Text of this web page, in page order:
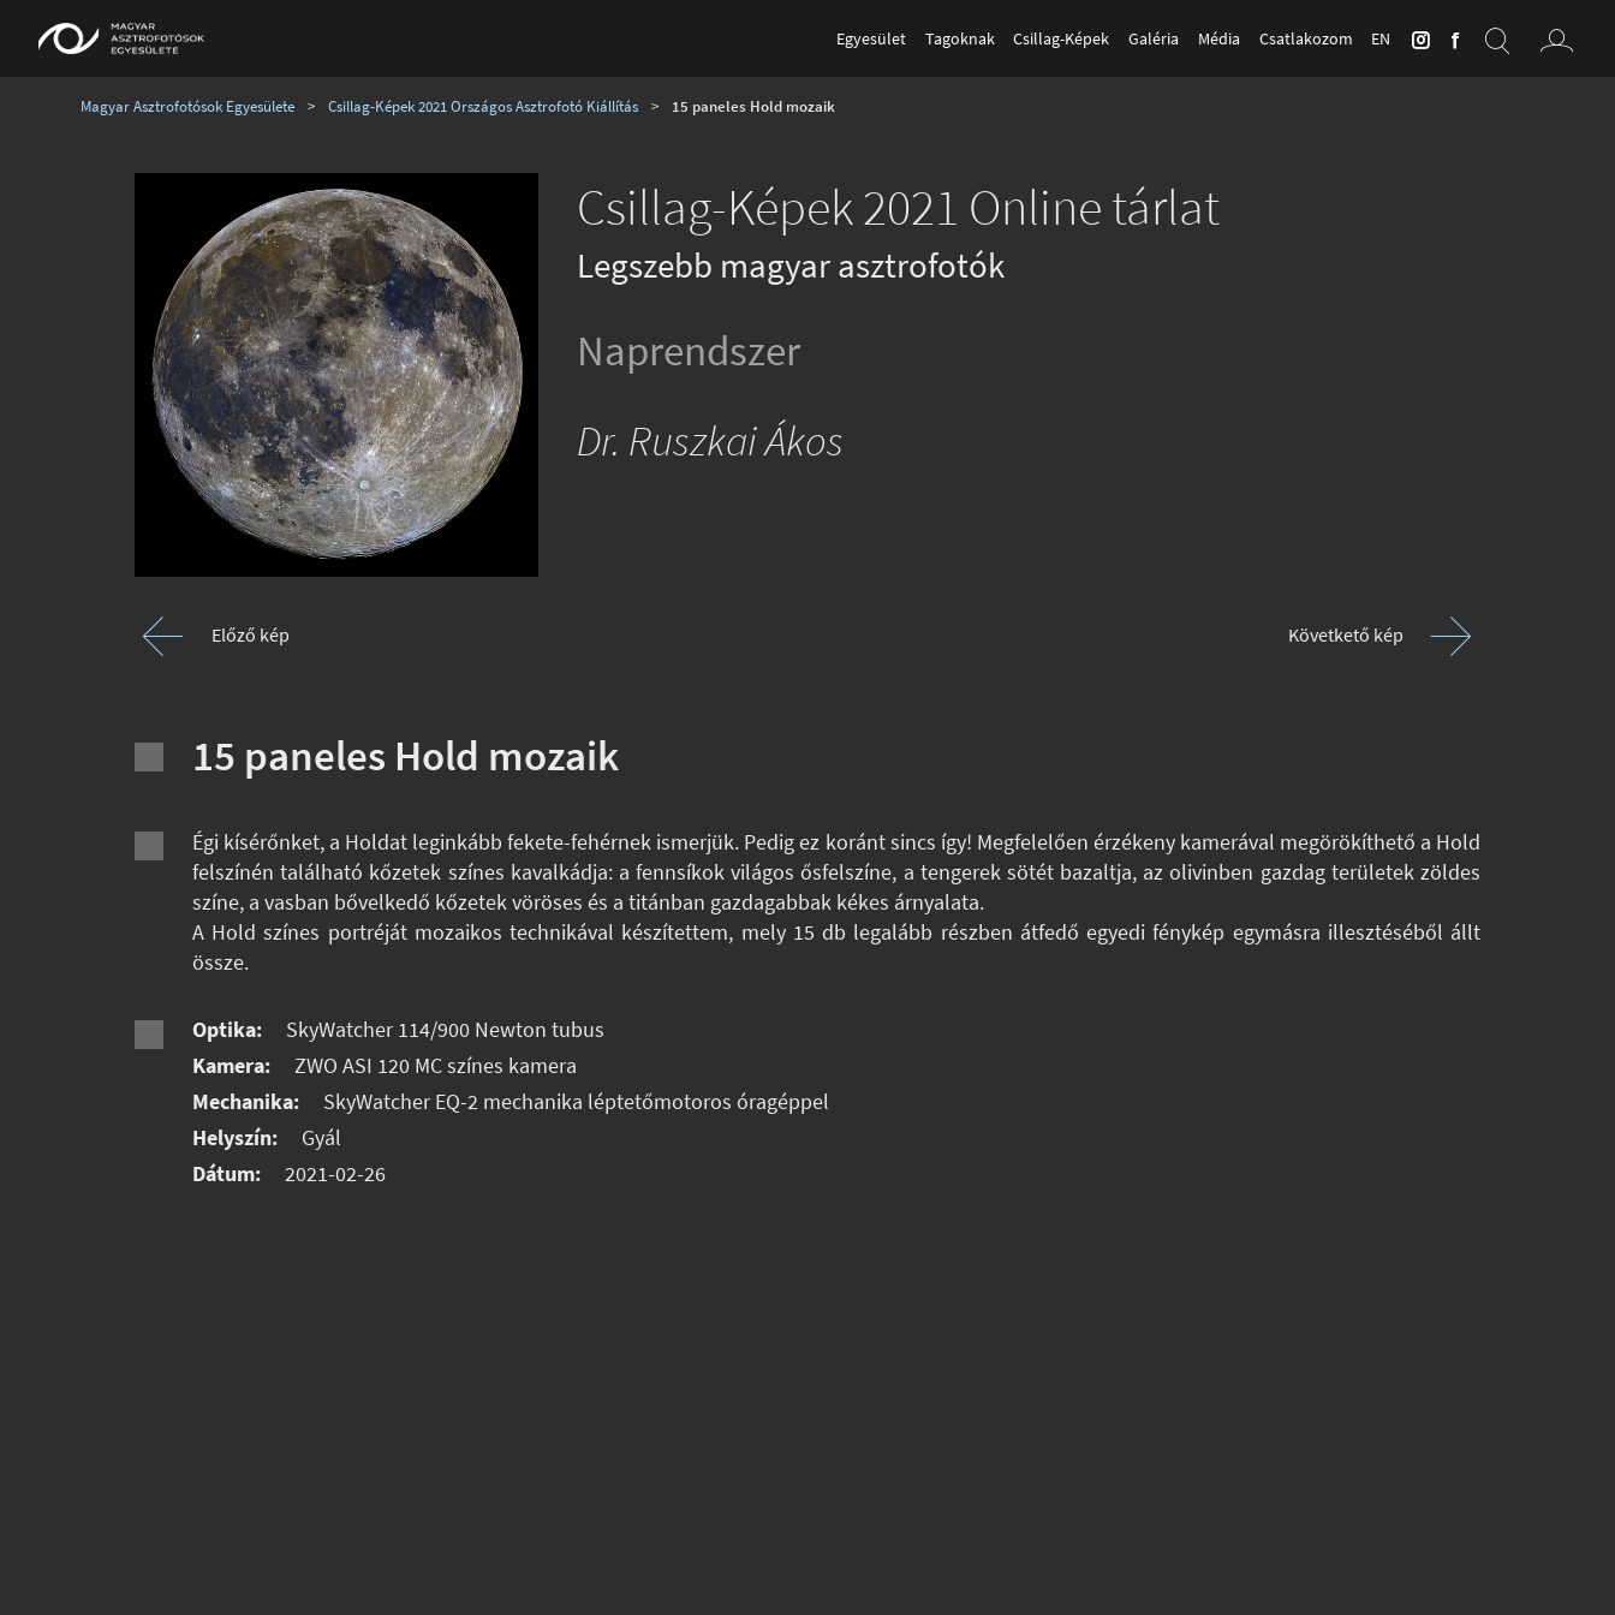
Egyesület Tagoknak Csillag-Képek Galéria Média Csatlakozom EN
Magyar Asztrofotósok Egyesülete > Csillag-Képek 2021 Országos Asztrofotó Kiállítás > 15 paneles Hold mozaik
Csillag-Képek 2021 Online tárlat
Legszebb magyar asztrofotók
Naprendszer
Dr. Ruszkai Ákos
Előző kép Követkető kép
15 paneles Hold mozaik
Égi kísérőnket, a Holdat leginkább fekete-fehérnek ismerjük. Pedig ez koránt sincs így! Megfelelően érzékeny kamerával megörökíthető a Hold
felszínén található kőzetek színes kavalkádja: a fennsíkok világos ősfelszíne, a tengerek sötét bazaltja, az olivinben gazdag területek zöldes
színe, a vasban bővelkedő kőzetek vöröses és a titánban gazdagabbak kékes árnyalata.
A Hold színes portréját mozaikos technikával készítettem, mely 15 db legalább részben átfedő egyedi fénykép egymásra illesztéséből állt
össze.
Optika:
SkyWatcher 114/900 Newton tubus
Kamera:
ZWO ASI 120 MC színes kamera
Mechanika:
SkyWatcher EQ-2 mechanika léptetőmotoros óragéppel
Helyszín:
Gyál
Dátum:
2021-02-26